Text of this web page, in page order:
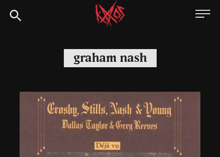
Siirry
suoraan
Kaaoszine
graham nash